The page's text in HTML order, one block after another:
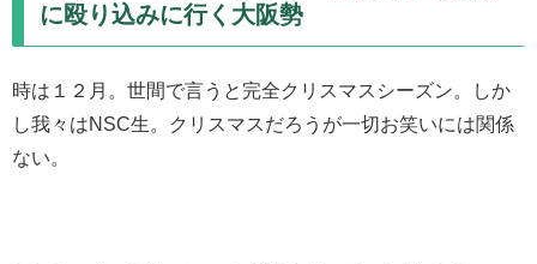
に殴り込みに行く大阪勢
時は１２月。世間で言うと完全クリスマスシーズン。しか
し我々はNSC生。クリスマスだろうが一切お笑いには関係
ない。